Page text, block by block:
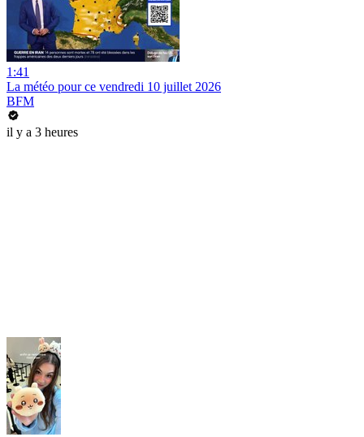
1:41
La météo pour ce vendredi 10 juillet 2026
BFM
il y a 3 heures